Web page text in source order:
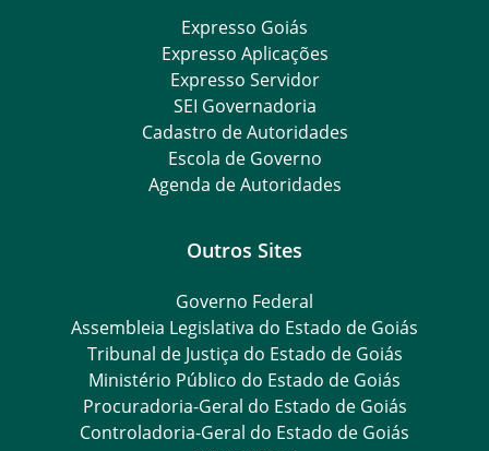
Expresso Goiás
Expresso Aplicações
Expresso Servidor
SEI Governadoria
Cadastro de Autoridades
Escola de Governo
Agenda de Autoridades
Outros Sites
Governo Federal
Assembleia Legislativa do Estado de Goiás
Tribunal de Justiça do Estado de Goiás
Ministério Público do Estado de Goiás
Procuradoria-Geral do Estado de Goiás
Controladoria-Geral do Estado de Goiás